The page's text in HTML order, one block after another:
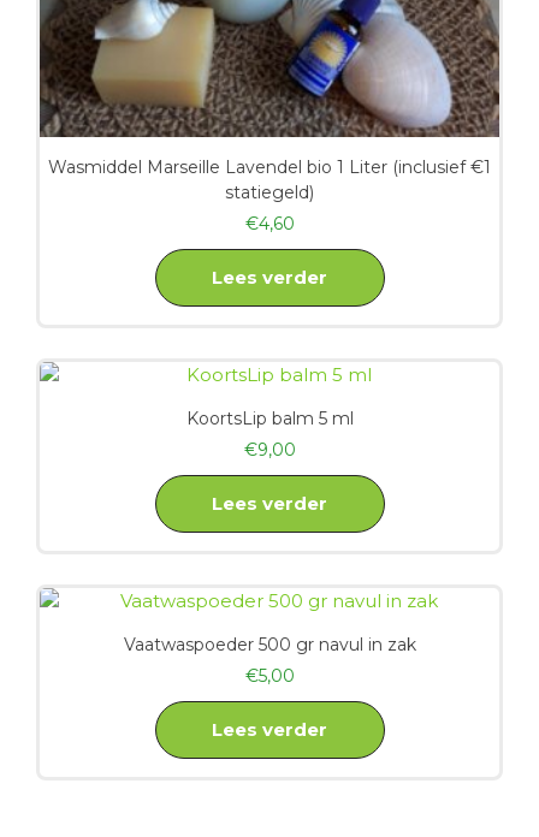
Wasmiddel Marseille Lavendel bio 1 Liter (inclusief €1
statiegeld)
€4,60
Lees verder
KoortsLip balm 5 ml
€9,00
Lees verder
Vaatwaspoeder 500 gr navul in zak
€5,00
Lees verder